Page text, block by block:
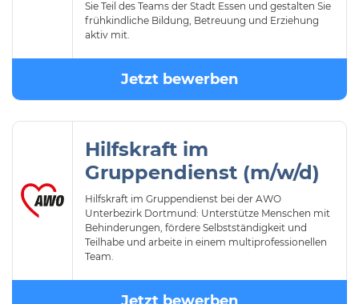
Sie Teil des Teams der Stadt Essen und gestalten Sie
frühkindliche Bildung, Betreuung und Erziehung
aktiv mit.
Jetzt bewerben
Hilfskraft im
Gruppendienst (m/w/d)
Hilfskraft im Gruppendienst bei der AWO
Unterbezirk Dortmund: Unterstütze Menschen mit
Behinderungen, fördere Selbstständigkeit und
Teilhabe und arbeite in einem multiprofessionellen
Team.